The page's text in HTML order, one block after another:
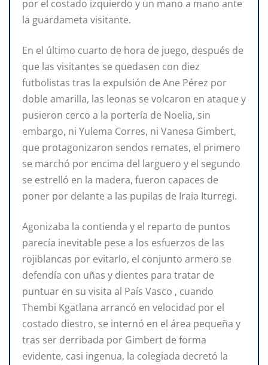
por el costado izquierdo y un mano a mano ante
la guardameta visitante.
En el último cuarto de hora de juego, después de
que las visitantes se quedasen con diez
futbolistas tras la expulsión de Ane Pérez por
doble amarilla, las leonas se volcaron en ataque y
pusieron cerco a la portería de Noelia, sin
embargo, ni Yulema Corres, ni Vanesa Gimbert,
que protagonizaron sendos remates, el primero
se marchó por encima del larguero y el segundo
se estrelló en la madera, fueron capaces de
poner por delante a las pupilas de Iraia Iturregi.
Agonizaba la contienda y el reparto de puntos
parecía inevitable pese a los esfuerzos de las
rojiblancas por evitarlo, el conjunto armero se
defendía con uñas y dientes para tratar de
puntuar en su visita al País Vasco , cuando
Thembi Kgatlana arrancó en velocidad por el
costado diestro, se internó en el área pequeña y
tras ser derribada por Gimbert de forma
evidente, casi ingenua, la colegiada decretó la